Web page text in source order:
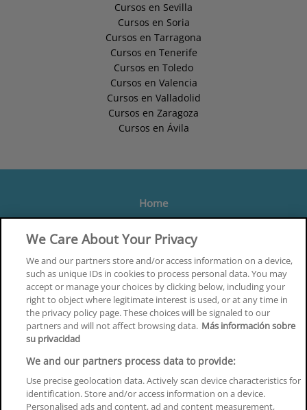
Cursos en Sevilla
Cursos en Soria
Cursos en Tarragona
Cursos en Tenerife
Cursos en Toledo
Cursos en Valencia
Cursos en Valladolid
Cursos en Zaragoza
Cursos en Ávila
Home
Orientación
Quiénes somos
Contacta
Política de Privacidad
Política de Cookies
We Care About Your Privacy
such as unique IDs in cookies to process personal data. You may
accept or manage your choices by clicking below, including your
right to object where legitimate interest is used, or at any time in
the privacy policy page. These choices will be signaled to our
partners and will not affect browsing data. Más información sobre
su privacidad
identification. Store and/or access information on a device.
Personalised ads and content, ad and content measurement,